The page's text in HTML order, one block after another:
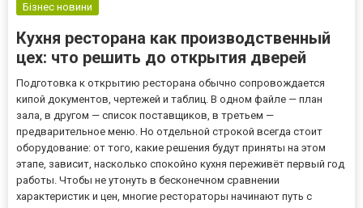
Бізнес новини
Кухня ресторана как производственный
цех: что решить до открытия дверей
Подготовка к открытию ресторана обычно сопровождается
кипой документов, чертежей и таблиц. В одном файле — план
зала, в другом — список поставщиков, в третьем —
предварительное меню. Но отдельной строкой всегда стоит
оборудование: от того, какие решения будут приняты на этом
этапе, зависит, насколько спокойно кухня переживёт первый год
работы. Чтобы не утонуть в бесконечном сравнении
характеристик и цен, многие рестораторы начинают путь с